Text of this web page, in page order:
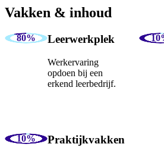
Vakken & inhoud
Leerwerkplek
Werkervaring
opdoen bij een
erkend leerbedrijf.
Praktijkvakken